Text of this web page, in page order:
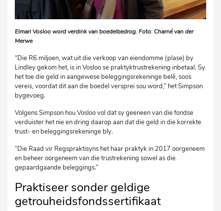
Elmari Vosloo word verdink van boedelbedrog. Foto: Charné van der
Merwe
“Die R6 miljoen, wat uit die verkoop van eiendomme (plase) by
Lindley gekom het, is in Vosloo se praktyktrustrekening inbetaal. Sy
het toe die geld in aangewese beleggingsrekeninge belê, soos
vereis, voordat dit aan die boedel versprei sou word,” het Simpson
bygevoeg.
Volgens Simpson hou Vosloo vol dat sy geeneen van die fondse
verduister het nie en dring daarop aan dat die geld in die korrekte
trust- en beleggingsrekeninge bly.
“Die Raad vir Regspraktisyns het haar praktyk in 2017 oorgeneem
en beheer oorgeneem van die trustrekening sowel as die
gepaardgaande beleggings.”
Praktiseer sonder geldige
getrouheidsfondssertifikaat